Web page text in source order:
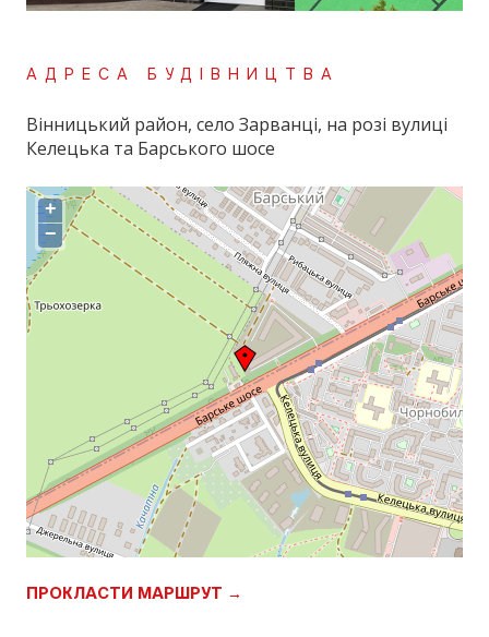
АДРЕСА БУДІВНИЦТВА
Вінницький район, село Зарванці, на розі вулиці
Келецька та Барського шосе
+
−
ПРОКЛАСТИ МАРШРУТ →